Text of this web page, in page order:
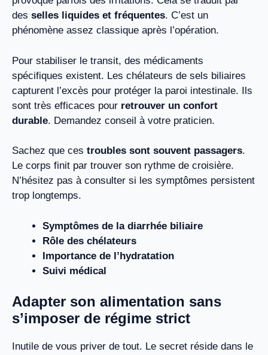
des selles liquides et fréquentes. C’est un
phénomène assez classique après l’opération.
Pour stabiliser le transit, des médicaments
spécifiques existent. Les chélateurs de sels biliaires
capturent l’excès pour protéger la paroi intestinale. Ils
sont très efficaces pour retrouver un confort
durable. Demandez conseil à votre praticien.
Sachez que ces troubles sont souvent passagers.
Le corps finit par trouver son rythme de croisière.
N’hésitez pas à consulter si les symptômes persistent
trop longtemps.
Symptômes de la diarrhée biliaire
Rôle des chélateurs
Importance de l’hydratation
Suivi médical
Adapter son alimentation sans
s’imposer de régime strict
Inutile de vous priver de tout. Le secret réside dans le